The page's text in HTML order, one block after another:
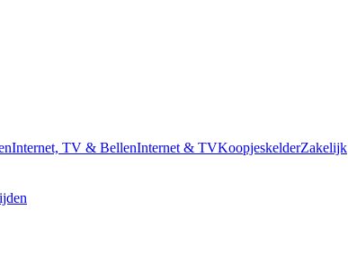
Internet, TV & BellenInternet & TVKoopjeskelderZakelijk